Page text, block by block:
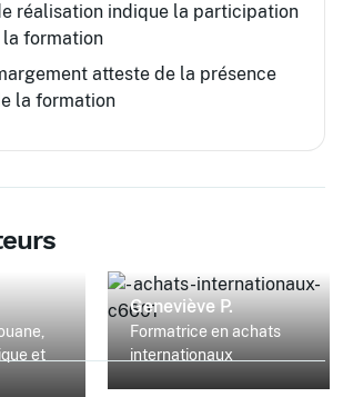
réalisation indique la participation
formation
atteste de la présence
la formation
et
Geneviève P.
Formatrice en achats
internationaux